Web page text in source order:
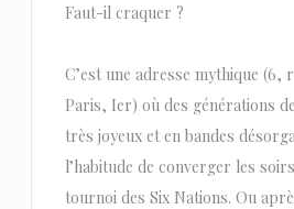
Faut-il craquer ?
C’est une adresse mythique (6,
Paris, Ier) où des générations
très joyeux et en bandes
l’habitude de converger les
tournoi des Six Nations. Ou